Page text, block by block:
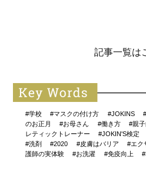
記事一覧は
#学校 #マスクの付け方 #JOKINS
のお正月
#お母さん #働き方 #親
レティックトレーナー
#JOKIN'S検定
#洗剤
#2020 #皮膚はバリア #エク
護師の実体験
#お洗濯 #免疫向上